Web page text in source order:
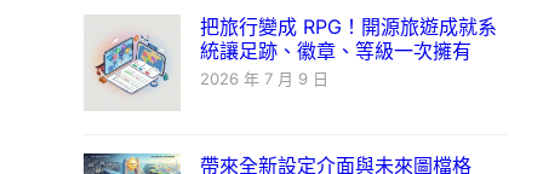
把旅行變成 RPG！開源旅遊成就系
統讓足跡、徽章、等級一次擁有
2026 年 7 月 9 日
帶來全新設定介面與未來圖檔格